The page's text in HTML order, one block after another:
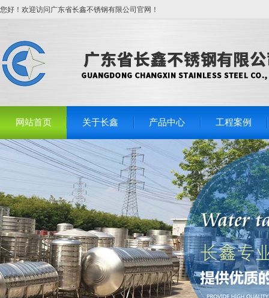
您好！欢迎访问广东省长鑫不锈钢有限公司官网！
网站首页 关于长鑫 产品中心 工程案例